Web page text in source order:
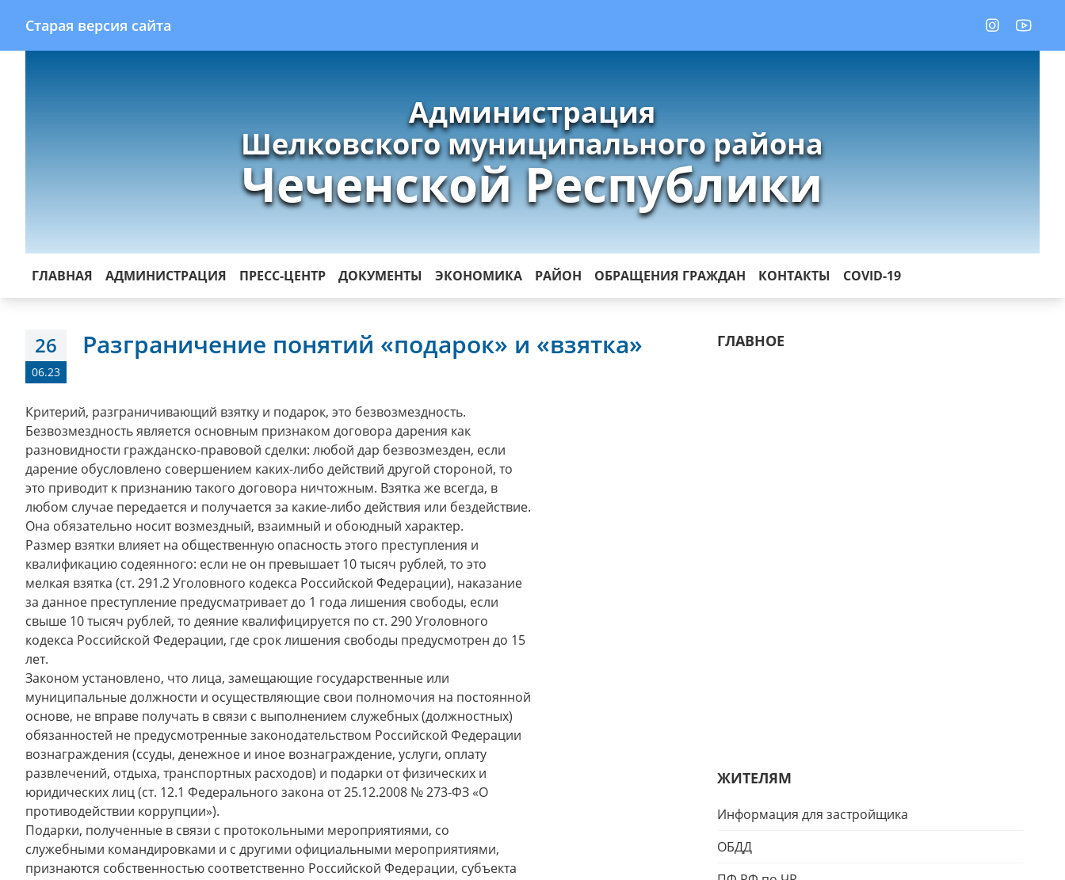
Старая версия сайта
Администрация
Шелковского муниципального района
Чеченской Республики
ГЛАВНАЯ АДМИНИСТРАЦИЯ ПРЕСС-ЦЕНТР ДОКУМЕНТЫ ЭКОНОМИКА РАЙОН ОБРАЩЕНИЯ ГРАЖДАН КОНТАКТЫ COVID-19
26
06.23
Разграничение понятий «подарок» и «взятка»
Критерий, разграничивающий взятку и подарок, это безвозмездность.
Безвозмездность является основным признаком договора дарения как
разновидности гражданско-правовой сделки: любой дар безвозмезден, если
дарение обусловлено совершением каких-либо действий другой стороной, то
это приводит к признанию такого договора ничтожным. Взятка же всегда, в
любом случае передается и получается за какие-либо действия или бездействие.
Она обязательно носит возмездный, взаимный и обоюдный характер.
Размер взятки влияет на общественную опасность этого преступления и
квалификацию содеянного: если не он превышает 10 тысяч рублей, то это
мелкая взятка (ст. 291.2 Уголовного кодекса Российской Федерации), наказание
за данное преступление предусматривает до 1 года лишения свободы, если
свыше 10 тысяч рублей, то деяние квалифицируется по ст. 290 Уголовного
кодекса Российской Федерации, где срок лишения свободы предусмотрен до 15
лет.
Законом установлено, что лица, замещающие государственные или
муниципальные должности и осуществляющие свои полномочия на постоянной
основе, не вправе получать в связи с выполнением служебных (должностных)
обязанностей не предусмотренные законодательством Российской Федерации
вознаграждения (ссуды, денежное и иное вознаграждение, услуги, оплату
развлечений, отдыха, транспортных расходов) и подарки от физических и
юридических лиц (ст. 12.1 Федерального закона от 25.12.2008 № 273-ФЗ «О
противодействии коррупции»).
Подарки, полученные в связи с протокольными мероприятиями, со
служебными командировками и с другими официальными мероприятиями,
признаются собственностью соответственно Российской Федерации, субъекта
ГЛАВНОЕ
ЖИТЕЛЯМ
Информация для застройщика
ОБДД